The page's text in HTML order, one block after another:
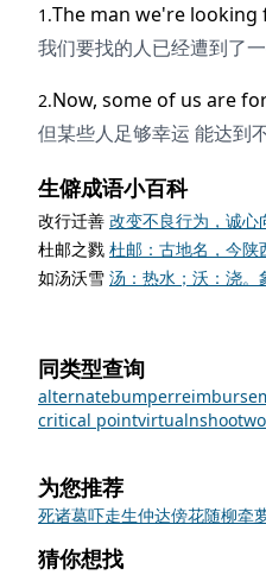
1.The man we're looking
我们要找的人已经遭到了
2.Now, some of us are
但某些人足够幸运 能达到
生僻成语小百科
改行迁善 改变不良行为，诚心
杜邮之戮 杜邮：古地名，今陕
如汤沃雪 汤：热水；沃：浇。
同类型查询
alternatebumper
critical pointvirtualnshoot
为您推荐
死诸葛吓走生仲达傍花随柳牵
猜你想找